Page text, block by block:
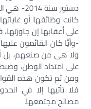
دستور
كانت وظائفها أو
على أعقابها إن
-وأيًّا كان القائمون
ولا هى من صنعهم، بل
على امتداد الوطن،
ومن ثم تكون هذه
فلا تأتيها إلا في
مصالح مجتمعها.